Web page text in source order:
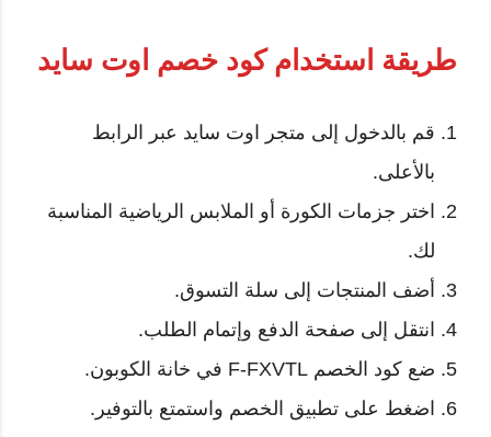
طريقة استخدام كود خصم اوت سايد
قم بالدخول إلى متجر اوت سايد عبر الرابط
بالأعلى.
اختر جزمات الكورة أو الملابس الرياضية المناسبة
لك.
أضف المنتجات إلى سلة التسوق.
انتقل إلى صفحة الدفع وإتمام الطلب.
ضع كود الخصم F-FXVTL في خانة الكوبون.
اضغط على تطبيق الخصم واستمتع بالتوفير.